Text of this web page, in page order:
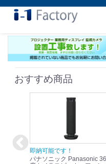
おすすめ商品
即納可能です！
パナソニック Panasonic